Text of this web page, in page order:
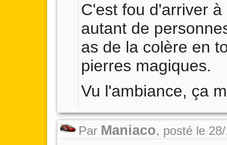
C'est fou d'arriver
autant de
as de la colère en
pierres magiques.
Vu l'ambiance, ça
Par Maniaco, posté le